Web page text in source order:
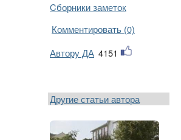
Cборники заметок
Комментировать (0)
Автору ДА 4151
Другие статьи автора